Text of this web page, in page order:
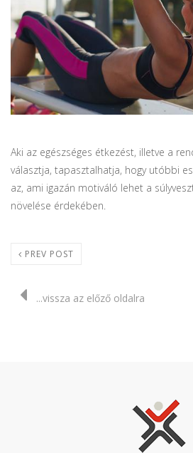
Aki az egészséges étkezést, illetve a
választja, tapasztalhatja, hogy utóbbi
az, ami igazán motiváló lehet a
növelése érdekében.
PREV POST
...vissza az előző oldalra